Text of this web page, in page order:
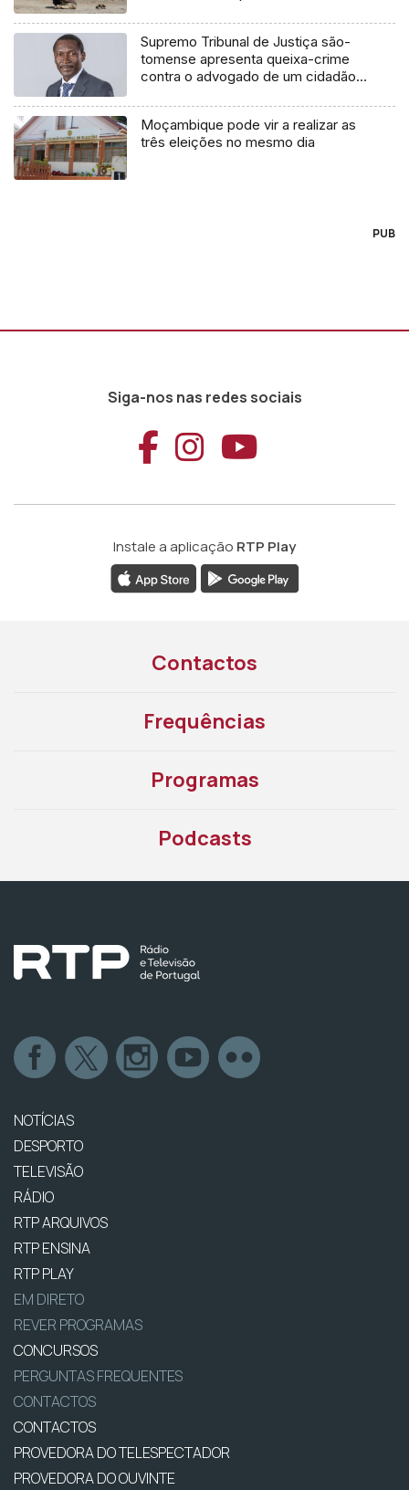
Supremo Tribunal de Justiça são-
tomense apresenta queixa-crime
contra o advogado de um cidadão
Moçambique pode vir a realizar as
três eleições no mesmo dia
PUB
Siga-nos nas redes sociais
Aceder ao
Aceder ao
Aceder
Instale a aplicação RTP Play
Contactos
Frequências
Programas
Podcasts
NOTÍCIAS
DESPORTO
TELEVISÃO
RÁDIO
RTP ARQUIVOS
RTP ENSINA
RTP PLAY
EM DIRETO
REVER PROGRAMAS
CONCURSOS
PERGUNTAS FREQUENTES
CONTACTOS
CONTACTOS
PROVEDORA DO TELESPECTADOR
PROVEDORA DO OUVINTE